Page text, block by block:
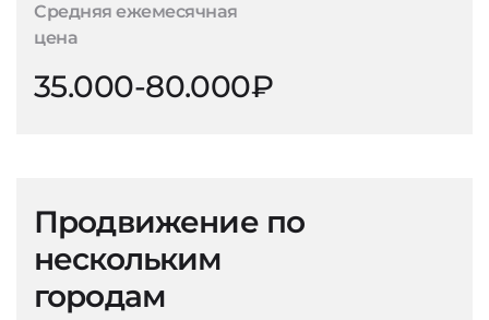
Средняя ежемесячная
цена
35.000-80.000₽
Продвижение по
нескольким
городам